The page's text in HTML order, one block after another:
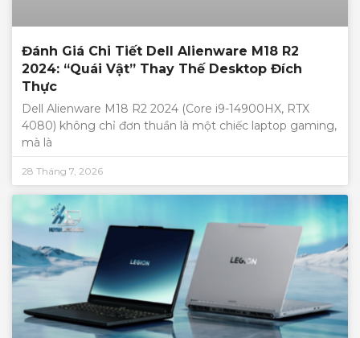
Đánh Giá Chi Tiết Dell Alienware M18 R2
2024: “Quái Vật” Thay Thế Desktop Đích
Thực
Dell Alienware M18 R2 2024 (Core i9-14900HX, RTX
4080) không chỉ đơn thuần là một chiếc laptop gaming,
mà là
28 Tháng 7, 2026